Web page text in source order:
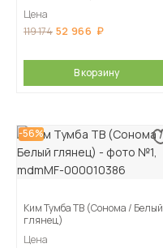
Цена
119 174 52 966
В корзину
-56%
Ким Тумба ТВ (Сонома / Белый
глянец)
Цена